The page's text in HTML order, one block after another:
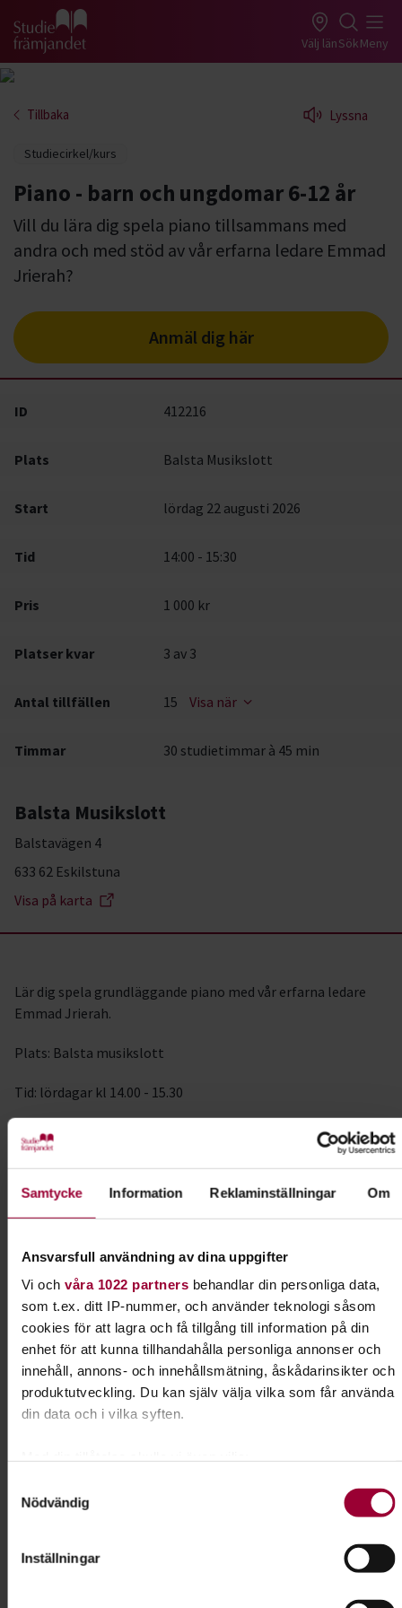
Samtycke Information Reklaminställningar Om
Ansvarsfull användning av dina uppgifter
Vi och våra 1022 partnersbehandlar din personliga data,
som t.ex. ditt IP-nummer, och använder teknologi såsom
cookies för att lagra och få tillgång till information på din
enhet för att kunna tillhandahålla personliga annonser och
innehåll, annons- och innehållsmätning, åskådarinsikter och
produktutveckling. Du kan själv välja vilka som får använda
din data och i vilka syften.
kan ha en noggrannhet på upp till flera meter
Ta reda på mer om hur dina personliga uppgifter behandlas
Nödvändig
Inställningar
Gå till studiefrämjandets startsida Välj länSökMeny
Tillbaka Lyssna
Studiecirkel/kurs
Piano - barn och ungdomar 6-12 år
Vill du lära dig spela piano tillsammans med
andra och med stöd av vår erfarna ledare Emmad
Jrierah?
Anmäl dig här
ID 412216
Plats Balsta Musikslott
Start lördag 22 augusti 2026
Tid 14:00 - 15:30
Pris 1 000 kr
Platser kvar 3 av 3
Antal tillfällen 15 Visa när
Timmar 30 studietimmar à 45 min
Balsta Musikslott
Balstavägen 4
633 62 Eskilstuna
Visa på karta
Lär dig spela grundläggande piano med vår erfarna ledare
Emmad Jrierah.
Plats: Balsta musikslott
Tid: lördagar kl 14.00 - 15.30
Pris: 1000kr/termin
Du är välkommen att anmäla dig via knappen ovan!
Kursledare
Kontakt
Aleksandar Prodanovic
Folkbildningsutvecklare
Tillgänglighet & Jämlikhet